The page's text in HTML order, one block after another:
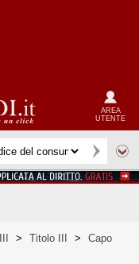
AREA
UTENTE
> Titolo III >
Capo